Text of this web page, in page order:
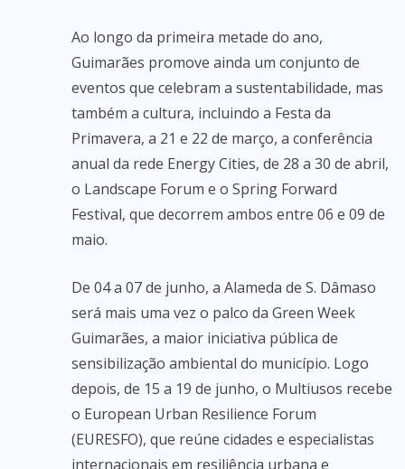
Ao longo da primeira metade do ano,
Guimarães promove ainda um conjunto de
eventos que celebram a sustentabilidade, mas
também a cultura, incluindo a Festa da
Primavera, a 21 e 22 de março, a conferência
anual da rede Energy Cities, de 28 a 30 de abril,
o Landscape Forum e o Spring Forward
Festival, que decorrem ambos entre 06 e 09 de
maio.
De 04 a 07 de junho, a Alameda de S. Dâmaso
será mais uma vez o palco da Green Week
Guimarães, a maior iniciativa pública de
sensibilização ambiental do município. Logo
depois, de 15 a 19 de junho, o Multiusos recebe
o European Urban Resilience Forum
(EURESFO), que reúne cidades e especialistas
internacionais em resiliência urbana e